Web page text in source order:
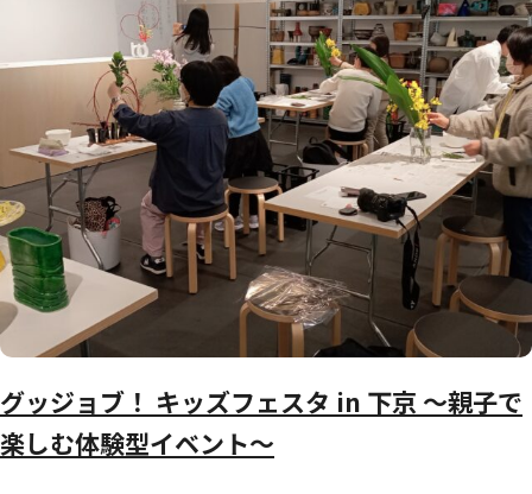
グッジョブ！ キッズフェスタ in 下京 ～親子で
楽しむ体験型イベント～